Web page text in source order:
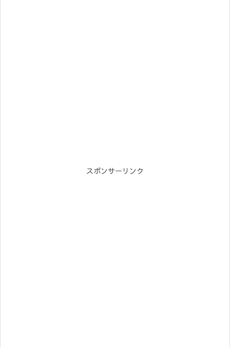
スポンサーリンク